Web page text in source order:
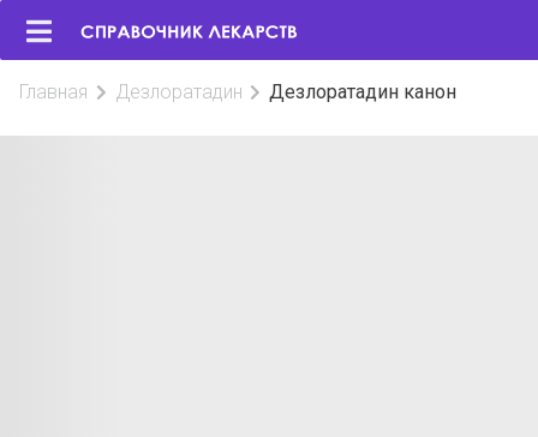
Главная Дезлоратадин Дезлоратадин канон